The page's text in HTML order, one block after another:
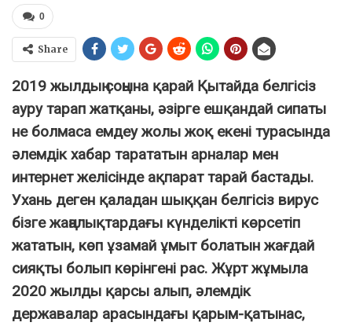
0
Share
2019 жылдың соңына қарай Қытайда белгісіз
ауру тарап жатқаны, әзірге ешқандай сипаты
не болмаса емдеу жолы жоқ екені турасында
әлемдік хабар тарататын арналар мен
интернет желісінде ақпарат тарай бастады.
Ухань деген қаладан шыққан белгісіз вирус
бізге жаңалықтардағы күнделікті көрсетіп
жататын, көп ұзамай ұмыт болатын жағдай
сияқты болып көрінгені рас. Жұрт жұмыла
2020 жылды қарсы алып, әлемдік
державалар арасындағы қарым-қатынас,